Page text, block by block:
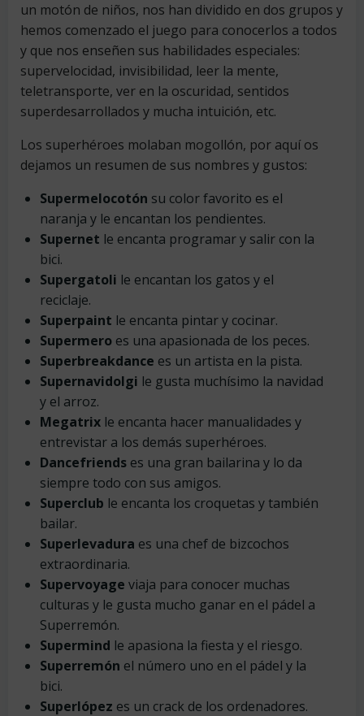
un motón de niños, nos han dividido en dos grupos y
hemos comenzado el juego para conocerlos a todos
y que nos enseñen sus habilidades especiales:
supervelocidad, invisibilidad, leer la mente,
teletransporte, ver en la oscuridad, sentidos
superdesarrollados y mucha intuición, etc.
Los superhéroes molaban mogollón, por aquí os
dejamos un resumen de sus nombres y gustos:
Supermelocotón su color favorito es el
naranja y le encantan los pendientes.
Supernet le encanta programar y salir con la
bici.
Supergatoli le encantan los gatos y el
reciclaje.
Superpaint le encanta pintar y cocinar.
Supermero es una apasionada de los peces.
Superbreakdance es un artista en la pista.
Supernavidolgi le gusta muchísimo la navidad
y el arroz.
Megatrix le encanta hacer manualidades y
entrevistar a los demás superhéroes.
Dancefriends es una gran bailarina y lo da
siempre todo con sus amigos.
Superclub le encanta los croquetas y también
bailar.
Superlevadura es una chef de bizcochos
extraordinaria.
Supervoyage viaja para conocer muchas
culturas y le gusta mucho ganar en el pádel a
Superremón.
Supermind le apasiona la fiesta y el riesgo.
Superremón el número uno en el pádel y la
bici.
Superlópez es un crack de los ordenadores.